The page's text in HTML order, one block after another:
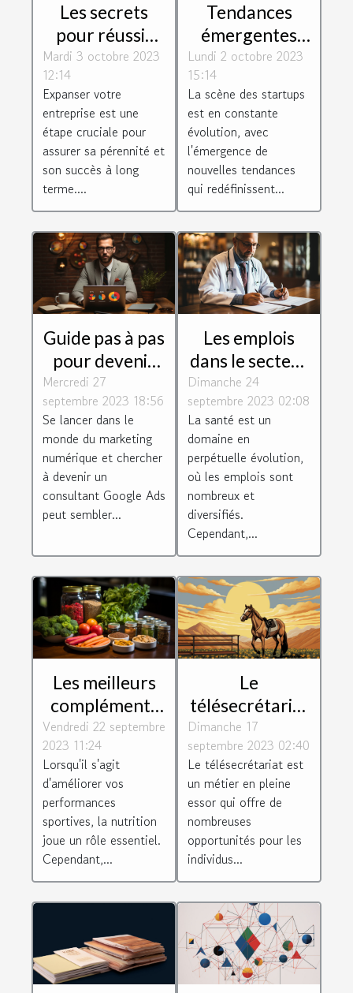
Les secrets
pour réussir
l'expansion de
entreprise
Mardi 3 octobre 2023
12:14
Expanser votre
entreprise est une
étape cruciale pour
assurer sa pérennité et
son succès à long
terme....
Tendances
émergentes
dans
l'écosystème
des startups
Lundi 2 octobre 2023
15:14
La scène des startups
est en constante
évolution, avec
l'émergence de
nouvelles tendances
qui redéfinissent...
Guide pas à pas
pour devenir
consultant
Google Ads
Mercredi 27
septembre 2023 18:56
Se lancer dans le
monde du marketing
numérique et chercher
à devenir un
consultant Google Ads
peut sembler...
Les emplois
dans le secteur
de la santé :
perspectives et
défis
Dimanche 24
septembre 2023 02:08
La santé est un
domaine en
perpétuelle évolution,
où les emplois sont
nombreux et
diversifiés.
Cependant,...
Les meilleurs
compléments
alimentaires
pour booster
vos
performances
sportives
Vendredi 22 septembre
2023 11:24
Lorsqu'il s'agit
d'améliorer vos
performances
sportives, la nutrition
joue un rôle essentiel.
Cependant,...
Le
télésecrétariat
: un métier
d'avenir
Dimanche 17
septembre 2023 02:40
Le télésecrétariat est
un métier en pleine
essor qui offre de
nombreuses
opportunités pour les
individus...